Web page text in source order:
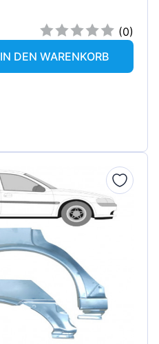
(0)
IN DEN WARENKORB